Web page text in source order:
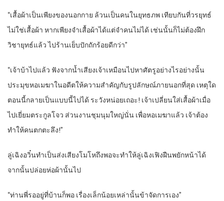
“เสื้อผ้าเป็นเพียงของนอกกาย ล้วนเป็นคนในยุทธภพ เทียบกันที่วรยุทธ์
ไม่ใช่เสื้อผ้า หากเพียงจำเสื้อผ้าได้แต่จำคนไม่ได้ เช่นนั้นก็ไม่ต้องฝึก
วิชายุทธ์แล้ว ไปร้านเย็บปักถักร้อยดีกว่า”
“เจ้าบ้าไปแล้ว ฟังจากน้ำเสียงเจ้าเหมือนไปหาศัตรูอย่างไรอย่างนั้น
ประมุขหอเมฆาในอดีตให้ความสำคัญกับรูปลักษณ์ภายนอกที่สุด เหตุใด
ตอนนี้กลายเป็นแบบนี้ไปได้ ระวังหน่อยเถอะ! เจ้าเปลี่ยนใส่เสื้อผ้าเมื่อ
ไปเยี่ยมตระกูลโจว ส่วนงานชุมนุมใหญ่นั่น เพื่อหอเมฆาแล้ว เจ้าต้อง
ทำให้คนตกตะลึง!”
ลู่เฉิงอวิ๋นทำเป็นส่งเสียงโมโหถึงพอจะทำให้ลู่เฉิงเฟิงฝืนพยักหน้าได้
จากนั้นปล่อยห่อผ้านั้นไป
“ท่านพี่รออยู่ที่บ้านก็พอ เรื่องเล็กน้อยเหล่านั้นข้าจัดการเอง”